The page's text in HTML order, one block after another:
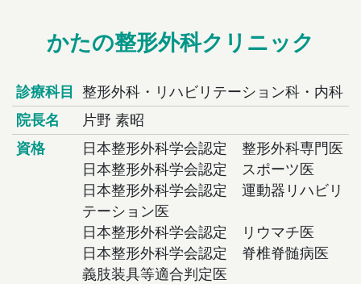
かたの整形外科クリニック
診療科目
整形外科・リハビリテーション科・内科
院長名
片野 素昭
資格
日本整形外科学会認定 整形外科専門医
日本整形外科学会認定 スポーツ医
日本整形外科学会認定 運動器リハビリ
テーション医
日本整形外科学会認定 リウマチ医
日本整形外科学会認定 脊椎脊髄病医
義肢装具等適合判定医